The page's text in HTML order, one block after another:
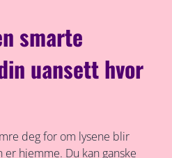
smarte
uansett hvor
deg for om lysene blir
hjemme. Du kan ganske